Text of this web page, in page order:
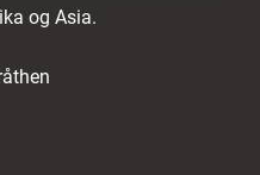
og Asia.